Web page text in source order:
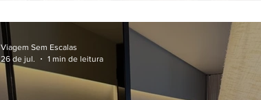
Viagem Sem Escalas
26 de jul.
1 min de leitura